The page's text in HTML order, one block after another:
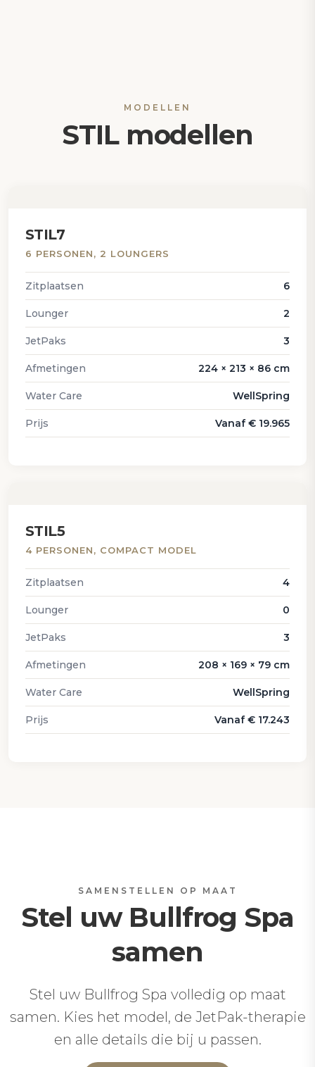
MODELLEN
STIL modellen
STIL7
6 PERSONEN, 2 LOUNGERS
Zitplaatsen 6
Lounger 2
JetPaks 3
Afmetingen 224 × 213 × 86 cm
Water Care WellSpring
Prijs Vanaf € 19.965
STIL5
4 PERSONEN, COMPACT MODEL
Zitplaatsen 4
Lounger 0
JetPaks 3
Afmetingen 208 × 169 × 79 cm
Water Care WellSpring
Prijs Vanaf € 17.243
SAMENSTELLEN OP MAAT
Stel uw Bullfrog Spa
samen
Stel uw Bullfrog Spa volledig op maat
samen. Kies het model, de JetPak-therapie
en alle details die bij u passen.